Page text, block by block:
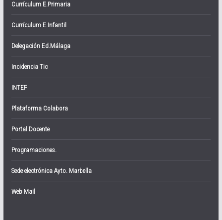
Currículum E.Primaria
Currículum E.Infantil
Delegación Ed.Málaga
Incidencia Tic
INTEF
Plataforma Colabora
Portal Docente
Programaciones.
Sede electrónica Ayto. Marbella
Web Mail